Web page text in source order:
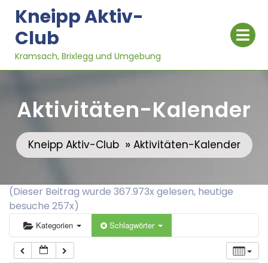
content
Kneipp Aktiv-
Club
Kramsach, Brixlegg und Umgebung
Aktivitäten-Kalender
Kneipp Aktiv-Club» Aktivitäten-Kalender
(Dieser Beitrag wurde 367.973x gelesen, heutige
besuche 257x)
Kategorien Schlagwörter
1:00
2:00
3:00
4:00
5:00